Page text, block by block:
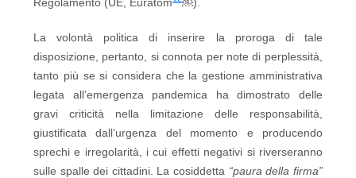
La volontà politica di inserire la proroga di tale
disposizione, pertanto, si connota per note di perplessità,
tanto più se si considera che la gestione amministrativa
legata all’emergenza pandemica ha dimostrato delle
gravi criticità nella limitazione delle responsabilità,
giustificata dall’urgenza del momento e producendo
sprechi e irregolarità, i cui effetti negativi si riverseranno
sulle spalle dei cittadini. La cosiddetta “paura della firma”